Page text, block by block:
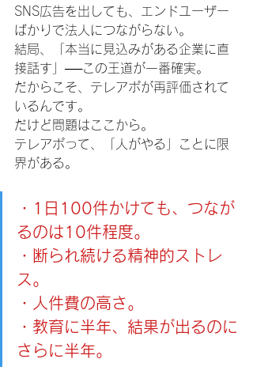
SNS広告を出しても、エンドユーザー
ばかりで法人につながらない。
結局、「本当に見込みがある企業に直
接話す」──この王道が一番確実。
だからこそ、テレアポが再評価されて
いるんです。
だけど問題はここから。
テレアポって、「人がやる」ことに限
界がある。
・1日100件かけても、つなが
るのは10件程度。
・断られ続ける精神的ストレ
ス。
・人件費の高さ。
・教育に半年、結果が出るのに
さらに半年。